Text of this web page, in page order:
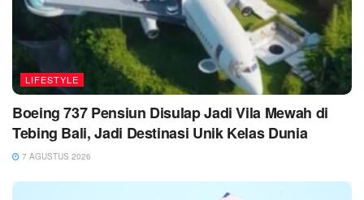
LIFESTYLE
Boeing 737 Pensiun Disulap Jadi Vila Mewah di
Tebing Bali, Jadi Destinasi Unik Kelas Dunia
7 AGUSTUS 2026